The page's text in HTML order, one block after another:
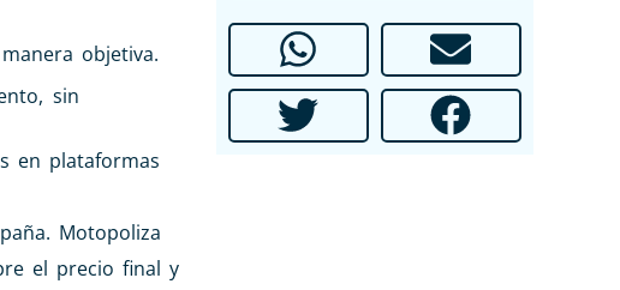
objetiva.
sin
en plataformas
Motopoliza
el precio final y